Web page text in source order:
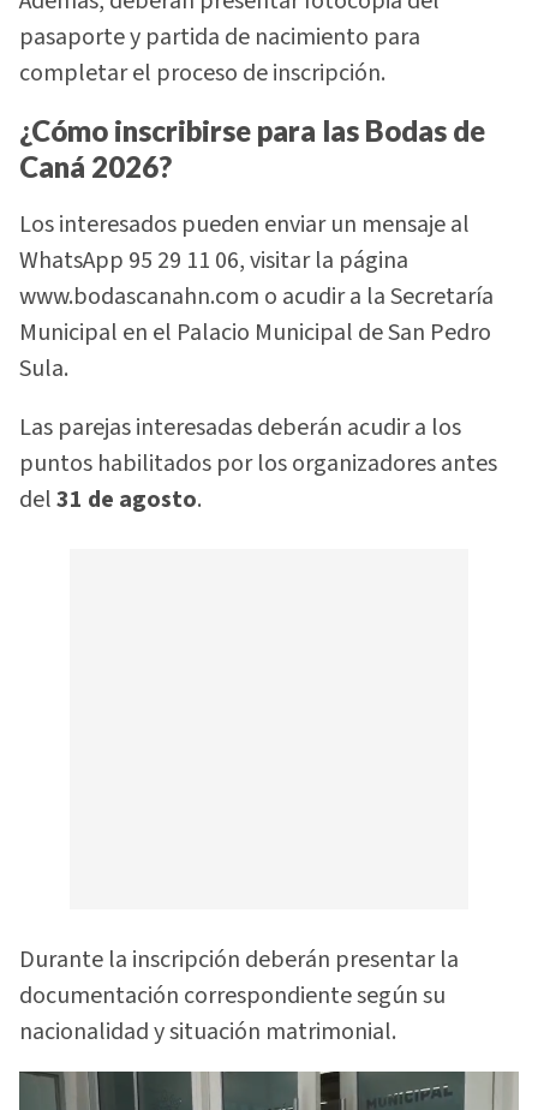
pasaporte y partida de nacimiento para
completar el proceso de inscripción.
¿Cómo inscribirse para las Bodas de
Caná 2026?
Los interesados pueden enviar un mensaje al
WhatsApp 95 29 11 06, visitar la página
www.bodascanahn.com o acudir a la Secretaría
Municipal en el Palacio Municipal de San Pedro
Sula.
Las parejas interesadas deberán acudir a los
puntos habilitados por los organizadores antes
del31 de agosto.
Durante la inscripción deberán presentar la
documentación correspondiente según su
nacionalidad y situación matrimonial.